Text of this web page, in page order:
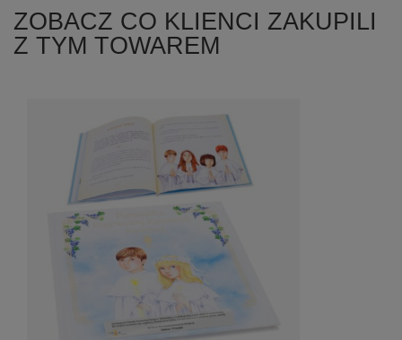
ZOBACZ CO KLIENCI ZAKUPILI
Z TYM TOWAREM